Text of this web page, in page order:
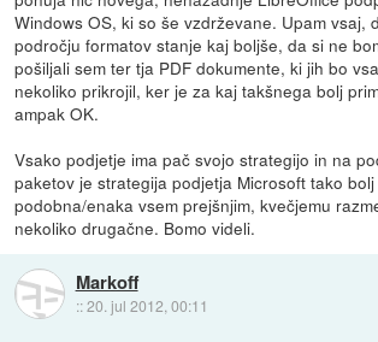
Windows OS, ki so še vzdrževane. Upam vsaj,
področju formatov stanje kaj boljše, da si ne
pošiljali sem ter tja PDF dokumente, ki jih bo
nekoliko prikrojil, ker je za kaj takšnega bolj
ampak OK.
Vsako podjetje ima pač svojo strategijo in na
paketov je strategija podjetja Microsoft tako
podobna/enaka vsem prejšnjim, kvečjemu
nekoliko drugačne. Bomo videli.
Markoff
::20. jul 2012, 00:11